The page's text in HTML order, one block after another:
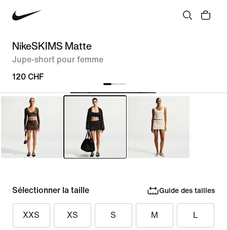
NikeSKIMS Matte
Jupe-short pour femme
120 CHF
Sélectionner la taille Guide des tailles
XXS XS S M L